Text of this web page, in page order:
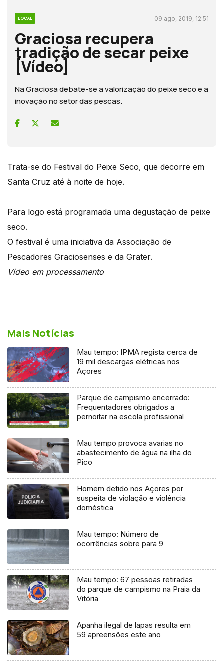
LOCAL 09 ago, 2019, 12:51
Graciosa recupera
tradição de secar peixe
[Vídeo]
Na Graciosa debate-se a valorização do peixe seco e a
inovação no setor das pescas.
Trata-se do Festival do Peixe Seco, que decorre em
Santa Cruz até à noite de hoje.
Para logo está programada uma degustação de peixe
seco.
O festival é uma iniciativa da Associação de
Pescadores Graciosenses e da Grater.
Vídeo em processamento
Mais Notícias
Mau tempo: IPMA regista cerca de
19 mil descargas elétricas nos
Açores
Parque de campismo encerrado:
Frequentadores obrigados a
pernoitar na escola profissional
Mau tempo provoca avarias no
abastecimento de água na ilha do
Pico
Homem detido nos Açores por
suspeita de violação e violência
doméstica
Mau tempo: Número de
ocorrências sobre para 9
Mau tempo: 67 pessoas retiradas
do parque de campismo na Praia da
Vitória
Apanha ilegal de lapas resulta em
59 apreensões este ano